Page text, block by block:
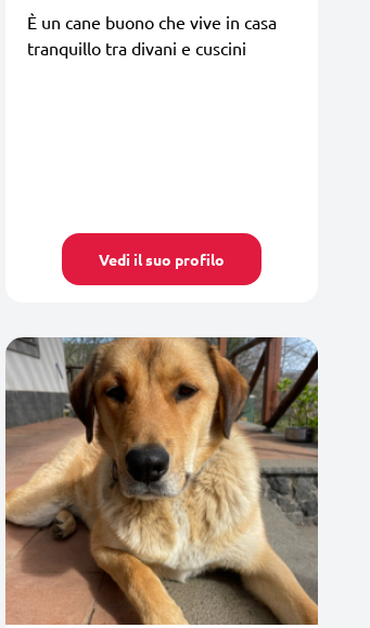
È un cane buono che vive in casa
tranquillo tra divani e cuscini
Vedi il suo profilo